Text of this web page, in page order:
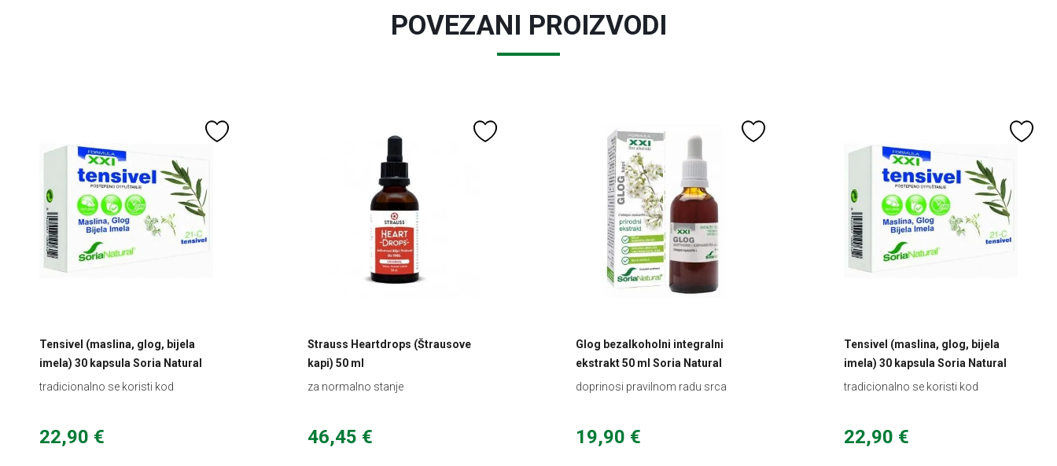
POVEZANI PROIZVODI
Tensivel (maslina, glog, bijela
imela) 30 kapsula Soria Natural
tradicionalno se koristi kod
22,90 €
Strauss Heartdrops (Štrausove
kapi) 50 ml
za normalno stanje
46,45 €
Glog bezalkoholni integralni
ekstrakt 50 ml Soria Natural
doprinosi pravilnom radu srca
19,90 €
Tensivel (maslina, glog, bijela
imela) 30 kapsula Soria Natural
tradicionalno se koristi kod
22,90 €